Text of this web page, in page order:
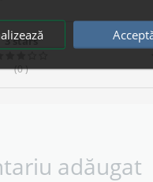
3 stars
(0)
adăugat